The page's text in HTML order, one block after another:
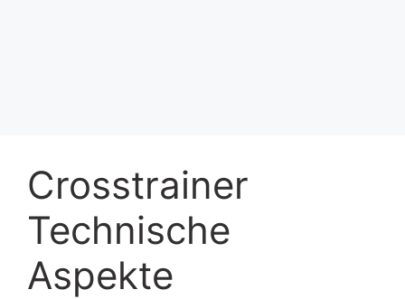
Crosstrainer
Technische
Aspekte